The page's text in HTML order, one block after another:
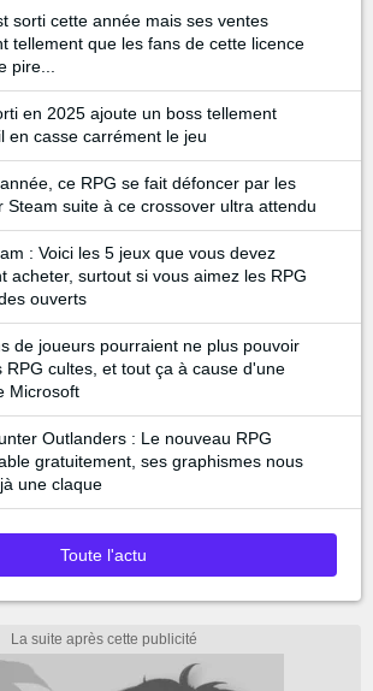
sorti cette année mais ses ventes
tellement que les fans de cette licence
pire...
en 2025 ajoute un boss tellement
en casse carrément le jeu
ce RPG se fait défoncer par les
Steam suite à ce crossover ultra attendu
: Voici les 5 jeux que vous devez
acheter, surtout si vous aimez les RPG
ouverts
de joueurs pourraient ne plus pouvoir
RPG cultes, et tout ça à cause d'une
Microsoft
Outlanders : Le nouveau RPG
gratuitement, ses graphismes nous
une claque
Toute l'actu